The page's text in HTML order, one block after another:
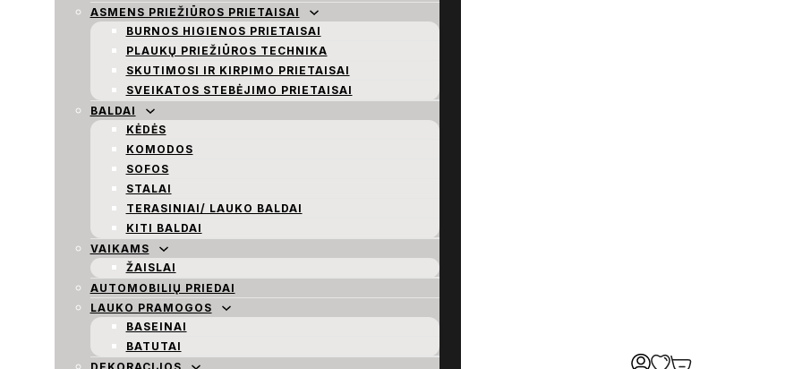
ASMENS PRIEŽIŪROS PRIETAISAI
BURNOS HIGIENOS PRIETAISAI
PLAUKŲ PRIEŽIŪROS TECHNIKA
SKUTIMOSI IR KIRPIMO PRIETAISAI
SVEIKATOS STEBĖJIMO PRIETAISAI
BALDAI
KĖDĖS
KOMODOS
SOFOS
STALAI
TERASINIAI/ LAUKO BALDAI
KITI BALDAI
VAIKAMS
ŽAISLAI
AUTOMOBILIŲ PRIEDAI
LAUKO PRAMOGOS
BASEINAI
BATUTAI